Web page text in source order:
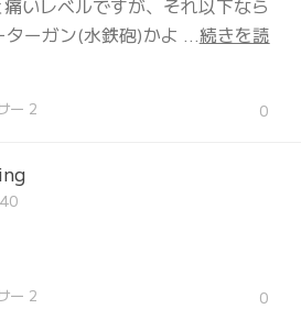
いレベルですが、それ以下なら
ーガン(水鉄砲)かよ ... 続きを読
ー 2 0
ー 2 0